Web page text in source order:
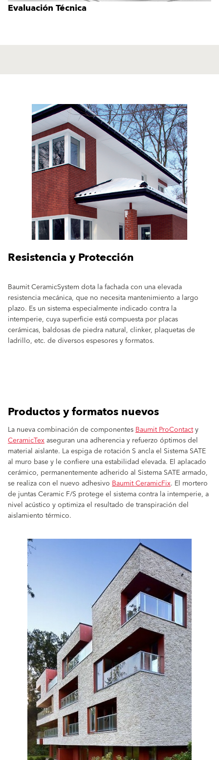
Evaluación Técnica
Resistencia y Protección
Baumit CeramicSystem dota la fachada con una elevada
resistencia mecánica, que no necesita mantenimiento a largo
plazo. Es un sistema especialmente indicado contra la
intemperie, cuya superficie está compuesta por placas
cerámicas, baldosas de piedra natural, clinker, plaquetas de
ladrillo, etc. de diversos espesores y formatos.
Productos y formatos nuevos
La nueva combinación de componentesBaumit ProContacty
CeramicTexaseguran una adherencia y refuerzo óptimos del
material aislante. La espiga de rotación S ancla el Sistema SATE
al muro base y le confiere una estabilidad elevada. El aplacado
cerámico, permanentemente adherido al Sistema SATE armado,
se realiza con el nuevo adhesivo Baumit CeramicFix. El mortero
de juntas Ceramic F/S protege el sistema contra la intemperie, a
nivel acústico y optimiza el resultado de transpiración del
aislamiento térmico.